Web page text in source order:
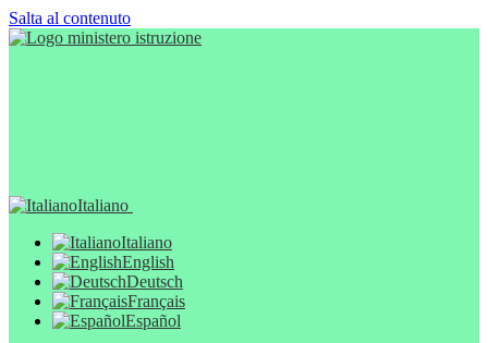
Salta al contenuto
Italiano
Italiano
English
Deutsch
Français
Español